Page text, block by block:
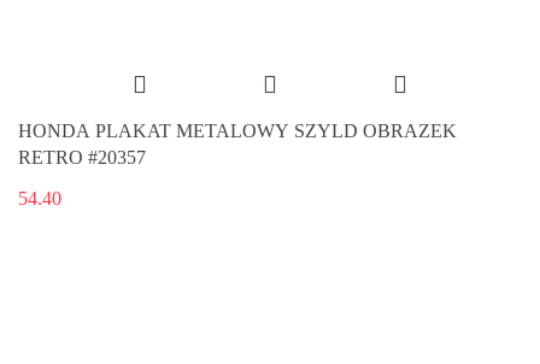
HONDA PLAKAT METALOWY SZYLD OBRAZEK
RETRO #20357
54.40